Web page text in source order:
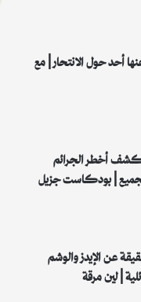
:
أحد حول الانتحار | مع
أخطر الجرائم
| بودكاست جزيل
عن الإيدز والوشم
| لين مرقة